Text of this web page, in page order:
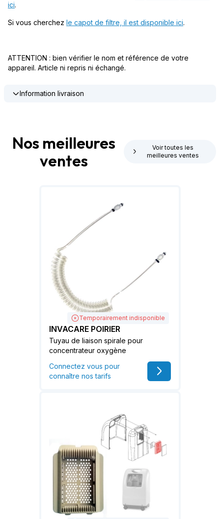
ici.
Si vous cherchez le capot de filtre, il est disponible ici.
ATTENTION : bien vérifier le nom et référence de votre
appareil. Article ni repris ni échangé.
Information livraison
Nos meilleures
ventes
Voir toutes les
meilleures ventes
Temporairement indisponible
INVACARE POIRIER
Tuyau de liaison spirale pour
concentrateur oxygène
Connectez vous pour
connaître nos tarifs